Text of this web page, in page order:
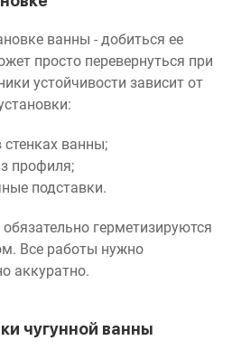
ванны - добиться ее
просто перевернуться при
устойчивости зависит от
ванны;
профиля;
подставки.
герметизируются
Все работы нужно
аккуратно.
чугунной ванны